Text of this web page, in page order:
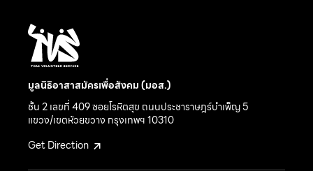
มูลนิธิอาสาสมัครเพื่อสังคม (มอส.)
ชั้น 2 เลขที่ 409 ซอยโรหิตสุข ถนนประชาราษฎร์บำเพ็ญ 5
แขวง/เขตห้วยขวาง กรุงเทพฯ 10310
Get Direction